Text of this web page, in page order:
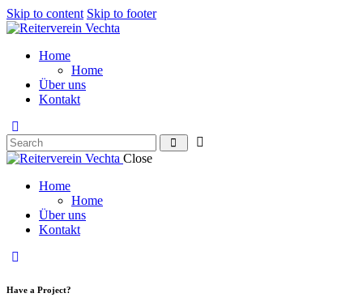
Skip to content Skip to footer
Home
Home
Über uns
Kontakt
Search
Close
Home
Home
Über uns
Kontakt
facebook-
twitter-
Have a Project?